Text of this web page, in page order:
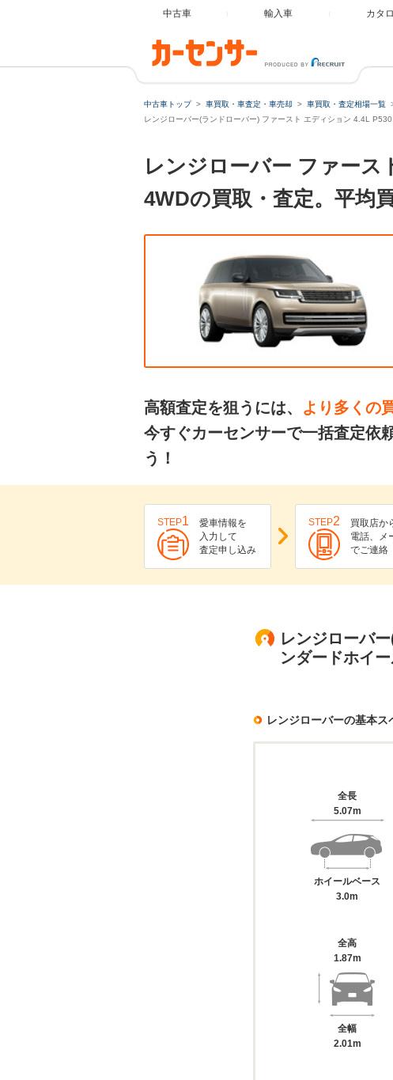
中古車 輸入車 カタ
中古車トップ 車買取・車査定・車売却 車買取・査定相場一覧
レンジローバー(ランドローバー) ファースト エディション 4.4L
レンジローバー ファース
4WDの買取・査定。平均
高額査定を狙うには、 より多くの
今すぐカーセンサーで一括査定依
う！
STEP1
愛車情報を
入力して
査定申し込み
STEP2
買取店か
電話、メ
でご連絡
レンジローバ
ンダードホイ
レンジローバーの基本ス
全長
5.07m
ホイールベース
3.0m
全高
1.87m
全幅
2.01m